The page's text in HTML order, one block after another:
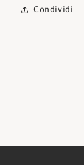
Condividi